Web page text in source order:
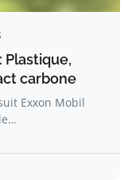
Plastique,
carbone
Exxon Mobil